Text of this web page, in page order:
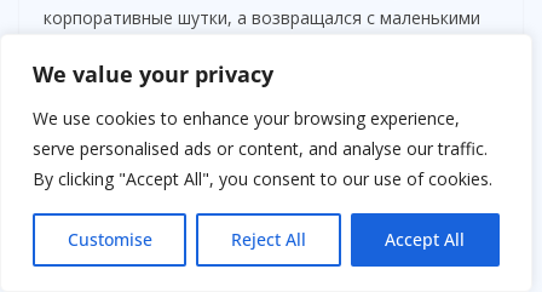
We value your privacy
We use cookies to enhance your browsing experience,
serve personalised ads or content, and analyse our traffic.
By clicking "Accept All", you consent to our use of cookies.
Customise Reject All Accept All
корпоративные шутки, а возвращался с маленькими
новой книгой или просто тёплой запиской с
благодарностью.